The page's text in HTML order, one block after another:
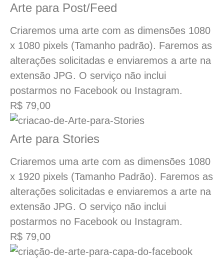
Arte para Post/Feed
Criaremos uma arte com as dimensões 1080
x 1080 pixels (Tamanho padrão). Faremos as
alterações solicitadas e enviaremos a arte na
extensão JPG. O serviço não inclui
postarmos no Facebook ou Instagram.
R$ 79,00
Arte para Stories
Criaremos uma arte com as dimensões 1080
x 1920 pixels (Tamanho Padrão). Faremos as
alterações solicitadas e enviaremos a arte na
extensão JPG. O serviço não inclui
postarmos no Facebook ou Instagram.
R$ 79,00